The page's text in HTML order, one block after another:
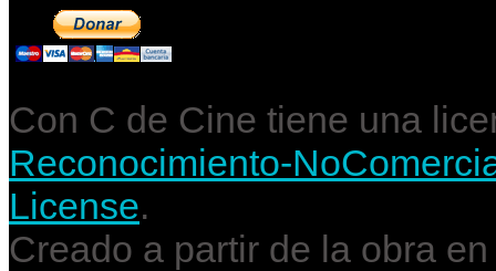
Con C de Cine tiene una
Reconocimiento-
License.
Creado a partir de la obra